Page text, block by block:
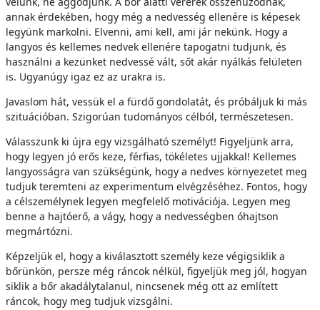
annak érdekében, hogy még a nedvesség ellenére is képesek
legyünk markolni. Elvenni, ami kell, ami jár nekünk. Hogy a
langyos és kellemes nedvek ellenére tapogatni tudjunk, és
használni a kezünket nedvessé vált, sőt akár nyálkás felületen
is. Ugyanúgy igaz ez az urakra is.
Javaslom hát, vessük el a fürdő gondolatát, és próbáljuk ki más
szituációban. Szigorúan tudományos célból, természetesen.
Válasszunk ki újra egy vizsgálható személyt! Figyeljünk arra,
hogy legyen jó erős keze, férfias, tökéletes ujjakkal! Kellemes
langyosságra van szükségünk, hogy a nedves környezetet meg
tudjuk teremteni az experimentum elvégzéséhez. Fontos, hogy
a célszemélynek legyen megfelelő motivációja. Legyen meg
benne a hajtóerő, a vágy, hogy a nedvességben óhajtson
megmártózni.
Képzeljük el, hogy a kiválasztott személy keze végigsiklik a
bőrünkön, persze még ráncok nélkül, figyeljük meg jól, hogyan
siklik a bőr akadálytalanul, nincsenek még ott az említett
ráncok, hogy meg tudjuk vizsgálni.